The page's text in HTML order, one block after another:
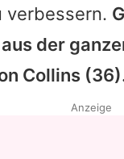
verbessern.
der
Collins
Anzeige